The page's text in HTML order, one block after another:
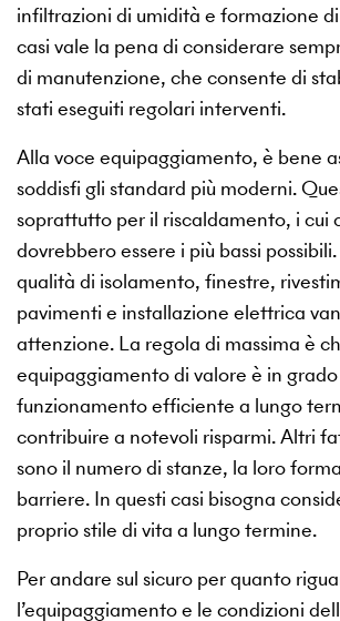
infiltrazioni di umidità e formazione
casi vale la pena di considerare
di manutenzione, che consente di
stati eseguiti regolari interventi.
Alla voce equipaggiamento, è bene
soddisfi gli standard più moderni.
soprattutto per il riscaldamento, i cui
dovrebbero essere i più bassi
qualità di isolamento, finestre,
pavimenti e installazione elettrica
attenzione. La regola di massima è
equipaggiamento di valore è in
funzionamento efficiente a lungo
contribuire a notevoli risparmi. Altri
sono il numero di stanze, la loro
barriere. In questi casi bisogna
proprio stile di vita a lungo termine.
Per andare sul sicuro per quanto
l’equipaggiamento e le condizioni